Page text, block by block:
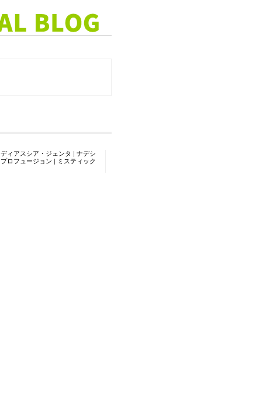
ディアスシア・ジェンタ | ナデシ
プロフュージョン | ミスティック